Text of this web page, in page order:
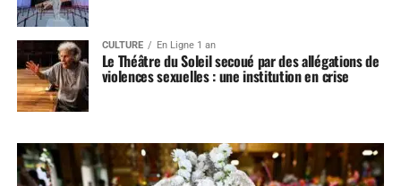
CULTURE En Ligne 1 an
Le Théâtre du Soleil secoué par des allégations de
violences sexuelles : une institution en crise